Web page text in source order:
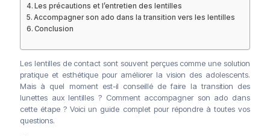
Les précautions et l’entretien des lentilles
Accompagner son ado dans la transition vers les lentilles
Conclusion
Les lentilles de contact sont souvent perçues comme une solution
pratique et esthétique pour améliorer la vision des adolescents.
Mais à quel moment est-il conseillé de faire la transition des
lunettes aux lentilles ? Comment accompagner son ado dans
cette étape ? Voici un guide complet pour répondre à toutes vos
questions.